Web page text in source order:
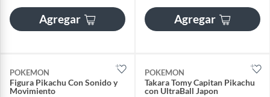
Agregar Agregar
POKEMON
Figura Pikachu Con Sonido y
Movimiento
POKEMON
Takara Tomy Capitan Pikachu
con UltraBall Japon